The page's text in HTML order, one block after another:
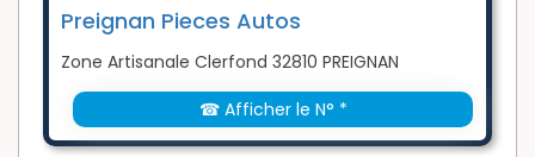
Preignan Pieces Autos
Zone Artisanale Clerfond 32810 PREIGNAN
☎ Afficher le N° *